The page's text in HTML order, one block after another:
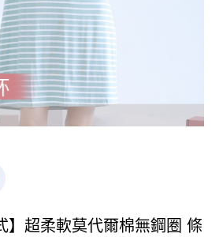
】超柔軟莫代爾棉無鋼圈 條